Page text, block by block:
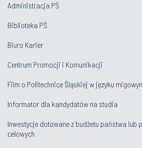
Administracja PŚ
Biblioteka PŚ
Biuro Karier
Centrum Promocji i Komunikacji
Film o Politechnice Śląskiej w języku
Informator dla kandydatów na studia
Inwestycje dotowane z budżetu państwa lub
celowych